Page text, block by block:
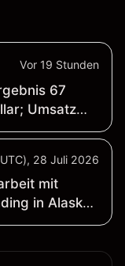
Vor 19 Stunden
67
Umsatz
stabil
28 Juli 2026
mit
in Alaska-